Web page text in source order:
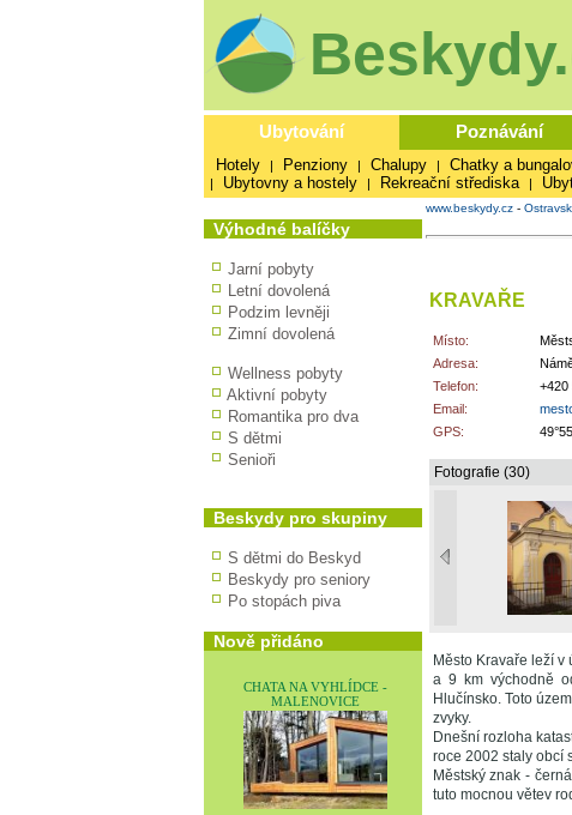
Ubytování Poznávání
Hotely | Penziony | Chalupy | Chatky a
| Ubytovny a hostely | Rekreační střediska |
Výhodné balíčky
Jarní pobyty
Letní dovolená
Podzim levněji
Zimní dovolená
Wellness pobyty
Aktivní pobyty
Romantika pro dva
S dětmi
Senioři
Beskydy pro skupiny
S dětmi do Beskyd
Beskydy pro seniory
Po stopách piva
Nově přidáno
CHATA NA VYHLÍDCE -
MALENOVICE
www.beskydy.cz-
KRAVAŘE
Místo:
Adresa:
Telefon:
+420
Email:
GPS:
Fotografie (30)
Město Kravaře leží
a 9 km východně
Hlučínsko. Toto
zvyky.
Dnešní rozloha
roce 2002 staly obcí
Městský znak -
tuto mocnou větev